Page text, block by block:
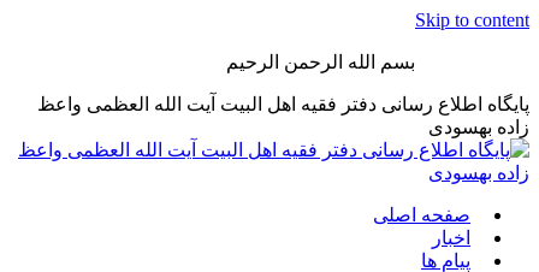
Skip to content
بسم الله الرحمن الرحیم
پایگاه اطلاع رسانی دفتر فقیه اهل البیت آیت الله العظمی واعظ
زاده بهسودی
صفحه اصلی
اخبار
پیام ها